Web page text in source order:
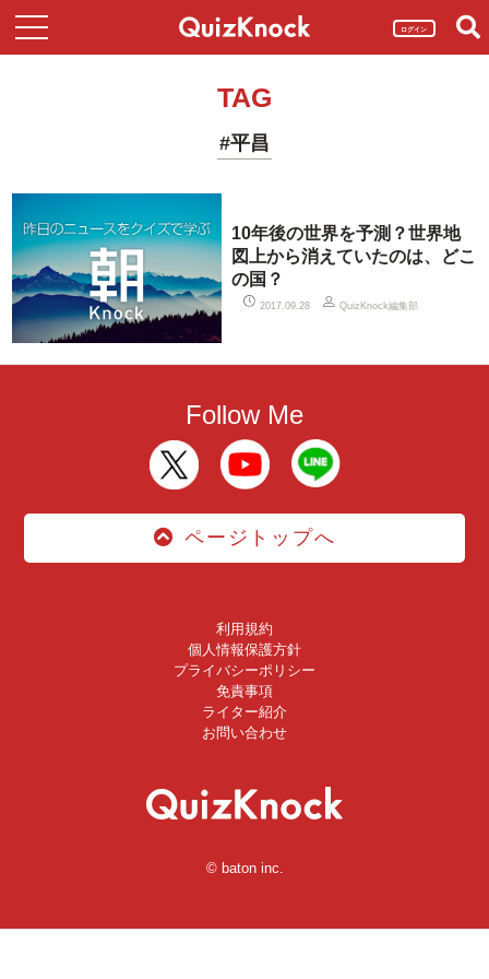
ログイン
TAG
#平昌
10年後の世界を予測？世界地
図上から消えていたのは、どこ
の国？
2017.09.28 QuizKnock編集部
Follow Me
ページトップへ
利用規約
個人情報保護方針
プライバシーポリシー
免責事項
ライター紹介
お問い合わせ
© baton inc.